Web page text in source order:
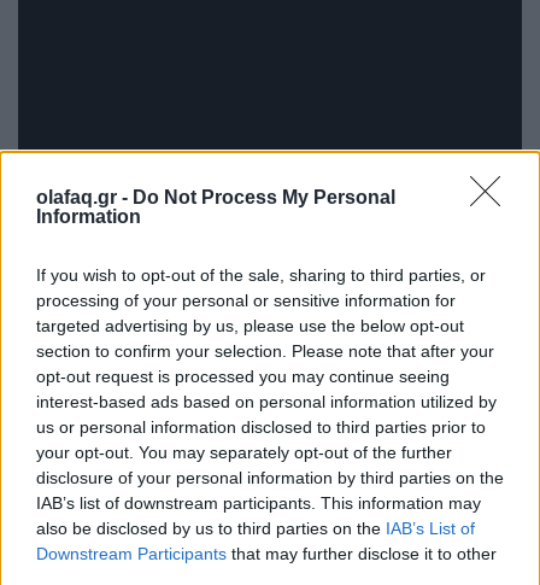
olafaq.gr - Do Not Process My Personal
Information
If you wish to opt-out of the sale, sharing to third parties, or
processing of your personal or sensitive information for
targeted advertising by us, please use the below opt-out
section to confirm your selection. Please note that after your
opt-out request is processed you may continue seeing
interest-based ads based on personal information utilized by
us or personal information disclosed to third parties prior to
your opt-out. You may separately opt-out of the further
disclosure of your personal information by third parties on the
IAB’s list of downstream participants. This information may
also be disclosed by us to third parties on the IAB’s List of
Downstream Participants that may further disclose it to other